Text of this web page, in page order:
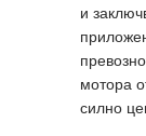
и
мотора
силно